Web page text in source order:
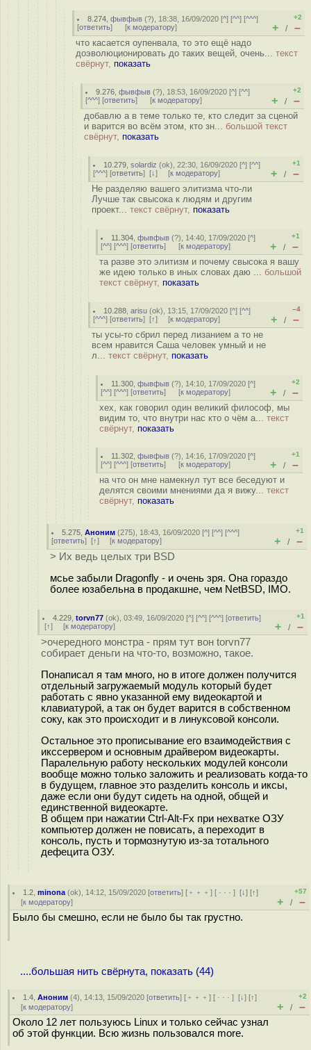
8.274 ,фывфыв (?), 18:38, 16/09/2020 [^] [^^] [^^^]
[ответить] [к модератору]
+2
+ / –
что касается оупенвала, то это ещё надо
доэволюционировать до таких вещей, очень... текст
свёрнут, показать
9.276 ,фывфыв (?), 18:53, 16/09/2020 [^] [^^]
[^^^] [ответить] [к модератору]
+2
+ / –
добавлю а в теме только те, кто следит за сценой
и варится во всём этом, кто зн... большой текст
свёрнут, показать
10.279 ,solardiz (ok), 22:30, 16/09/2020 [^] [^^]
[^^^] [ответить] [↓] [к модератору]
+1
+ / –
Не разделяю вашего элитизма что-ли
Лучше так свысока к людям и другим
проект... текст свёрнут, показать
11.304 ,фывфыв (?), 14:40, 17/09/2020 [^]
[^^] [^^^] [ответить] [к модератору]
+1
+ / –
та разве это элитизм и почему свысока я вашу
же идею только в иных словах даю ... большой
текст свёрнут, показать
10.288 ,arisu (ok), 13:15, 17/09/2020 [^] [^^]
[^^^] [ответить] [↑] [к модератору]
–4
+ / –
ты усы-то сбрил перед лизанием а то не
всем нравится Саша человек умный и не
л... текст свёрнут, показать
11.300 ,фывфыв (?), 14:10, 17/09/2020 [^]
[^^] [^^^] [ответить] [к модератору]
+2
+ / –
хех, как говорил один великий философ, мы
видим то, что внутри нас кто о чём а... текст
свёрнут, показать
11.302 ,фывфыв (?), 14:16, 17/09/2020 [^]
[^^] [^^^] [ответить] [к модератору]
+1
+ / –
на что он мне намекнул тут все беседуют и
делятся своими мнениями да я вижу... текст
свёрнут, показать
5.275 ,Аноним (275), 18:43, 16/09/2020 [^] [^^] [^^^]
[ответить] [↑] [к модератору]
+1
+ / –
> Их ведь целых три BSD
мсье забыли Dragonfly - и очень зря. Она гораздо
более юзабельна в продакшне, чем NetBSD, IMO.
4.229 ,torvn77 (ok), 03:49, 16/09/2020 [^] [^^] [^^^] [ответить]
[↑] [к модератору]
+1
+ / –
>очередного монстра - прям тут вон torvn77
собирает деньги на что-то, возможно, такое.
Понаписал я там много, но в итоге должен получится
отдельный загружаемый модуль который будет
работать с явно указанной ему видеокартой и
клавиатурой, а так он будет варится в собственном
соку, как это происходит и в линуксовой консоли.
Остальное это прописывание его взаимодействия с
икссервером и основным драйвером видеокарты.
Паралельную работу нескольких модулей консоли
вообще можно только заложить и реализовать когда-то
в будущем, главное это разделить консоль и иксы,
даже если они будут сидеть на одной, общей и
единственной видеокарте.
В общем при нажатии Ctrl-Alt-Fx при нехватке ОЗУ
компьютер должен не повисать, а переходит в
консоль, пусть и тормознутую из-за тотального
дефецита ОЗУ.
1.2 ,minona (ok), 14:12, 15/09/2020 [ответить] [ ﹢﹢﹢] [ · · ·][↓] [↑]
[к модератору]
+57
+ / –
Было бы смешно, если не было бы так грустно.
....большая нить свёрнута, показать (44)
1.4 ,Аноним (4), 14:13, 15/09/2020 [ответить] [ ﹢﹢﹢] [ · · ·][↓] [↑]
[к модератору]
+2
+ / –
Около 12 лет пользуюсь Linux и только сейчас узнал
об этой функции. Всю жизнь пользовался more.